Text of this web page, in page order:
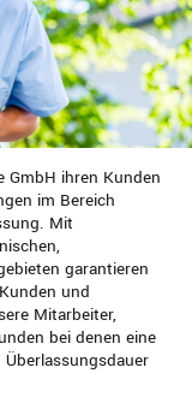
GmbH ihren Kunden
im Bereich
Mit
garantieren
und
Mitarbeiter,
bei denen eine